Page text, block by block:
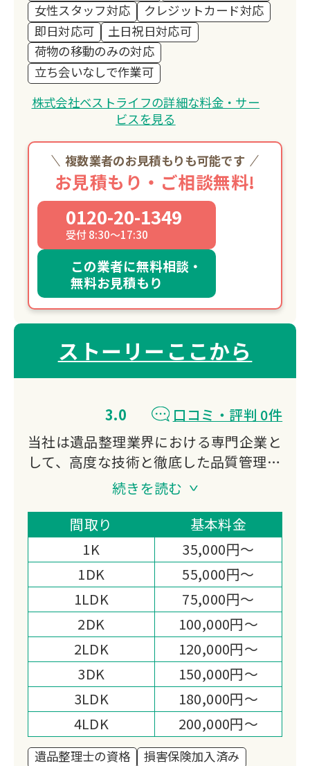
女性スタッフ対応
クレジットカード対応
即日対応可
土日祝日対応可
荷物の移動のみの対応
立ち会いなしで作業可
株式会社ベストライフの詳細な料金・サー
ビスを見る
複数業者のお見積もりも可能です
お見積もり・ご相談無料!
0120-20-1349
受付 8:30～17:30
この業者に無料相談・
無料お見積もり
ストーリーここから
3.0
口コミ・評判 0件
当社は遺品整理業界における専門企業と
して、高度な技術と徹底した品質管理に
基づき、誠実かつ迅速なサービスを提供
ご遺族様の心情に配慮し、安全かつ安心
してご依頼いただける体制を整えており
ます。
地域社会に根ざし、信頼されるパートナ
ーを目指します。
続きを読む
間取り
基本料金
1K
35,000円～
1DK
55,000円～
1LDK
75,000円～
2DK
100,000円～
2LDK
120,000円～
3DK
150,000円～
3LDK
180,000円～
4LDK
200,000円～
遺品整理士の資格
損害保険加入済み